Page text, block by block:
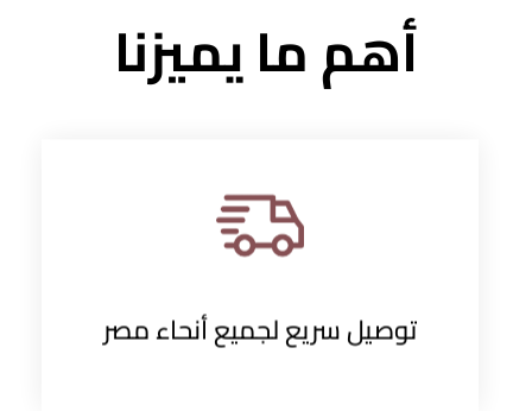
أهم ما يميزنا
توصيل سريع لجميع أنحاء مصر